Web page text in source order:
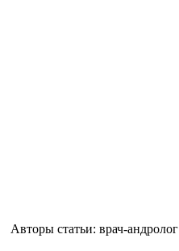
Авторы статьи: врач-андролог